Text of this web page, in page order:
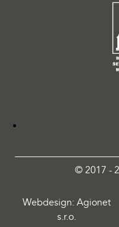
© 2017 -
Webdesign: Agionet
s.r.o.